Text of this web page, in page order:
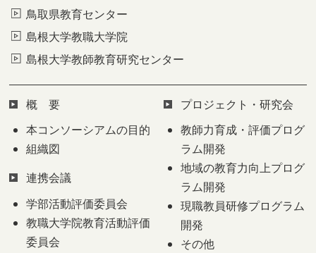
鳥取県教育センター
島根大学教職大学院
島根大学教師教育研究センター
概 要
本コンソーシアムの目的
組織図
連携会議
学部活動評価委員会
教職大学院教育活動評価
委員会
プロジェクト・研究会
教師力育成・評価プログ
ラム開発
地域の教育力向上プログ
ラム開発
現職教員研修プログラム
開発
その他